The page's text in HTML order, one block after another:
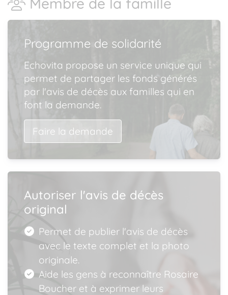
Programme de solidarité
Echovita propose un service unique qui
permet de partager les fonds générés
par l'avis de décès aux familles qui en
font la demande.
Faire la demande
Autoriser l'avis de décès
original
Permet de publier l'avis de décès
avec le texte complet et la photo
originale.
Aide les gens à reconnaître Rosaire
Boucher et à exprimer leurs